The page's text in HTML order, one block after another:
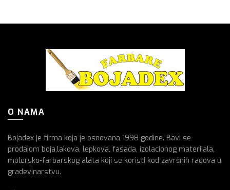
O NAMA
Bojadex je firma koja je osnovana 1998 godine. Bavi se
prodajom boja,lakova, lepkova, fasada, izolacionog materijala,
molersko-farbarskog alata koji se koristi kod završnih radova u
gradevinarstvu.